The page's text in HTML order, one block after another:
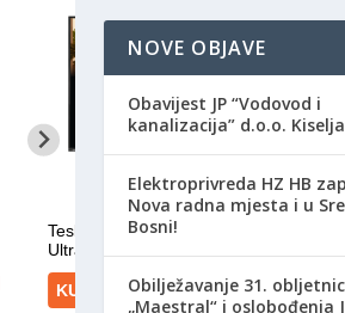
NOVE OBJAVE
Obavijest JP “Vodovod i
kanalizacija” d.o.o.
Elektroprivreda HZ HB
Nova radna mjesta i u
Bosni!
Obilježavanje 31.
„Maestral“ i oslobođenja